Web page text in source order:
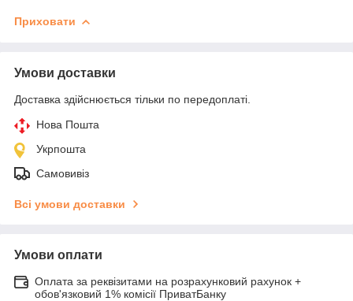
Приховати
Умови доставки
Доставка здійснюється тільки по передоплаті.
Нова Пошта
Укрпошта
Самовивіз
Всі умови доставки
Умови оплати
Оплата за реквізитами на розрахунковий рахунок +
обов'язковий 1% комісії ПриватБанку